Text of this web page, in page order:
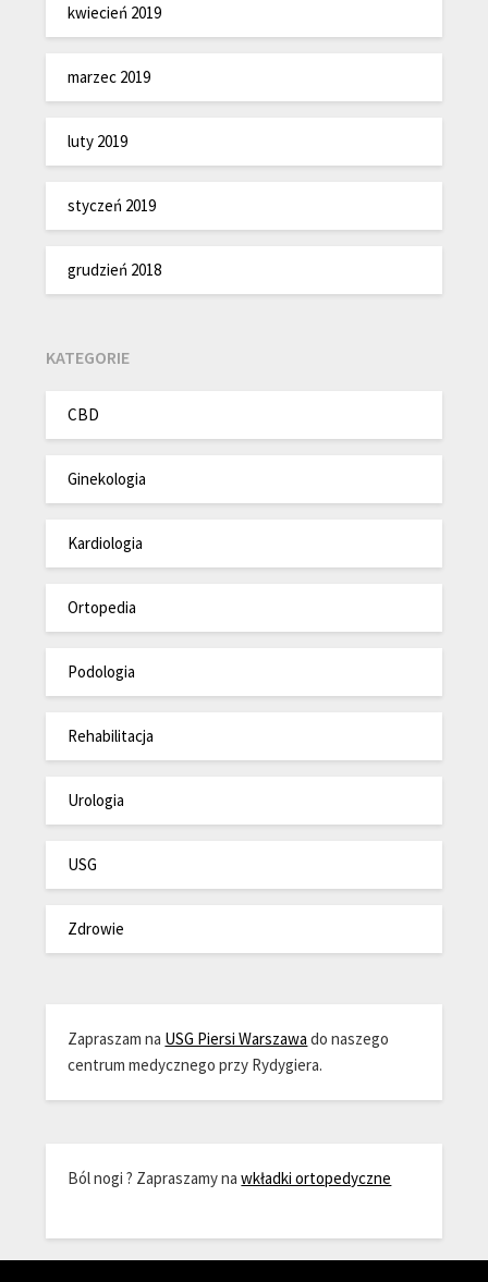
kwiecień 2019
marzec 2019
luty 2019
styczeń 2019
grudzień 2018
KATEGORIE
CBD
Ginekologia
Kardiologia
Ortopedia
Podologia
Rehabilitacja
Urologia
USG
Zdrowie
Zapraszam na USG Piersi Warszawa do naszego
centrum medycznego przy Rydygiera.
Ból nogi ? Zapraszamy nawkładki ortopedyczne